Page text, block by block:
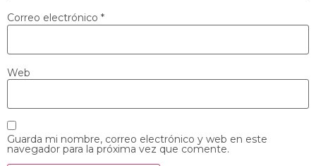
Correo electrónico *
Web
Guarda mi nombre, correo electrónico y web en este
navegador para la próxima vez que comente.